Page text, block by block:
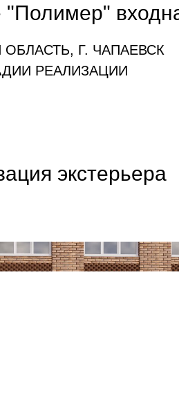
Г. ЧАПАЕВСК
РЕАЛИЗАЦИИ
экстерьера